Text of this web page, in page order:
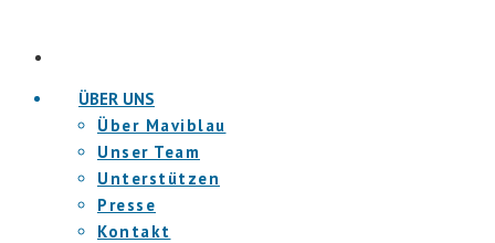
ÜBER UNS
Über Maviblau
Unser Team
Unterstützen
Presse
Kontakt